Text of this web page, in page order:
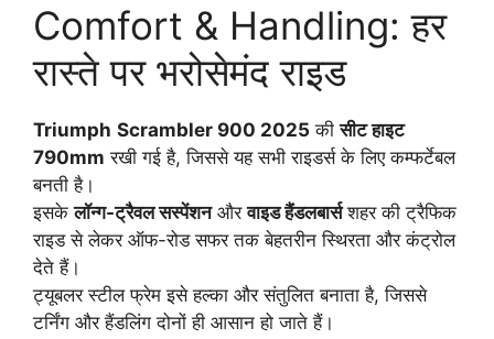
Comfort & Handling: हर
रास्ते पर भरोसेमंद राइड
Triumph Scrambler 900 2025 कीसीट हाइट
790mm रखी गई है, जिससे यह सभी राइडर्स के लिए कम्फर्टेबल
बनती है।
इसकेलॉन्ग-ट्रैवल सस्पेंशनऔरवाइड हैंडलबार्सशहर की ट्रैफिक
राइड से लेकर ऑफ-रोड सफर तक बेहतरीन स्थिरता और कंट्रोल
देते हैं।
ट्यूबलर स्टील फ्रेम इसे हल्का और संतुलित बनाता है, जिससे
टर्निंग और हैंडलिंग दोनों ही आसान हो जाते हैं।